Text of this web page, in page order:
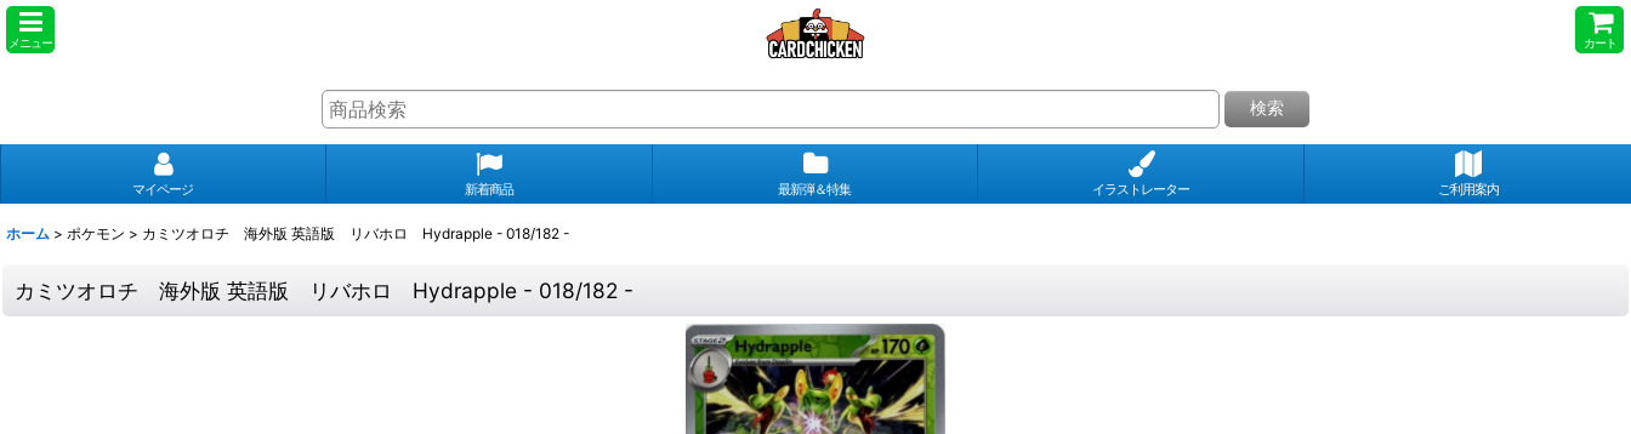
メニュー カート
検索
マイページ 新着商品 最新弾＆特集 イラストレーター ご利用案内
ホーム > ポケモン > カミツオロチ 海外版 英語版 リバホロ Hydrapple - 018/182 -
カミツオロチ 海外版 英語版 リバホロ Hydrapple - 018/182 -